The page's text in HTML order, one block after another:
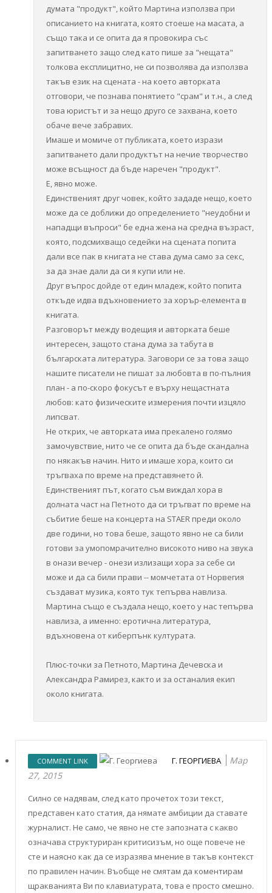
думата "продукт", който Мартина използва при
описанието на книгата, която стоеше на масата, а
също така и се опита да я провокира със
запитването защо след като пише за "нещата"
толкова експлицитно, не си позволява да използва
такъв език на сцената - на което авторката
отговори, че познава понятието "срам" и т.н., а след
това юристът и за нещо друго се захвана, което
обаче вече забравих.
Имаше и момиче от публиката, което изрази
запитването дали продуктът на нечие творчество
може всъщност да бъде наречен "продукт".
Е, явно може.
Единственият друг човек, който зададе нещо, което
може да се доближи до определението "неудобни и
нападщи въпроси" бе една жена на средна възраст,
която, подсмихващо седейки на сцената попита
дали все пак в книгата не става дума само за секс,
за да знае дали да си я купи или не.
Друг въпрос дойде от един младеж, който попита
откъде идва вдъхновението за хорър-елемента в
книгата.
Разговорът между водещия и авторката беше
интересен, защото стана дума за табута в
българската литература. Заговори се за това защо
нашите писатели не пишат за любовта в по-пълния
план - а по-скоро фокусът е върху нещастната
любов: като физическите измерения почти изцяло
липсват.
Не открих, че авторката има прекалено голямо
замочувствие, нито че се опита да бъде скандална
по някакъв начин. Нито и имаше хора, които си
тръгваха по време на представянето й.
Единственият път, когато съм виждал хора в
долната част на Петното да си тръгват по време на
събитие беше на концерта на STAER преди около
две години, но това беше, защото явно не са били
готови за умопомрачително високото ниво на звука
в онази вечер - онези излизащи хора за себе си
може и да са били прави -- момчетата от Норвегия
създават музика, която тук тепърва навлиза.
Мартина също е създала нещо, което у нас тепърва
навлиза, а именно: еротична литература,
вдъхновена от киберпънк културата.
Плюс-точки за Петното, Мартина Дечевска и
Александра Рамирез, както и за останалия екип
около книгата.
COMMENT LINK Г. ГЕОРГИЕВА
Мар
27, 2015
Силно се надявам, след като прочетох този текст,
представен като статия, да нямате амбиции да ставате
журналист. Не само, че явно не сте запозната с какво
означава структуриран критисизъм, но още повече не
сте и наясно как да се изразява мнение в такъв контекст
по правилен начин. Въобще не смятам да коментирам
щракванията Ви по клавиатурата, това е просто смешно.